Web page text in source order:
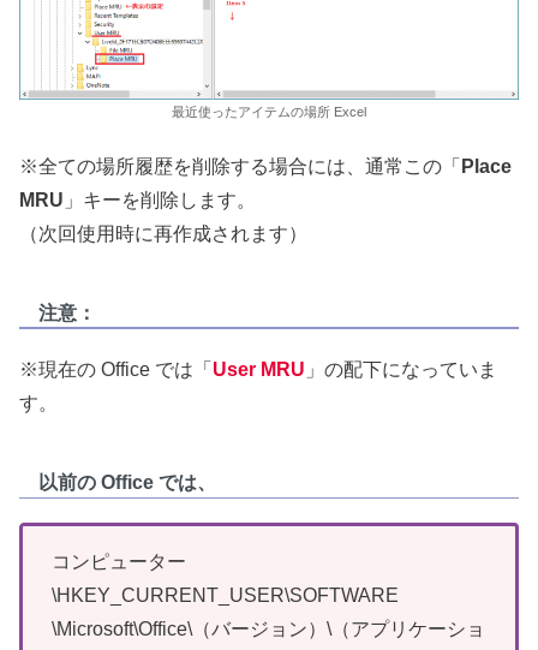
最近使ったアイテムの場所 Excel
※全ての場所履歴を削除する場合には、通常この「 Place
MRU 」キーを削除します。
（次回使用時に再作成されます）
注意：
※現在の Office では「 User MRU 」の配下になっていま
す。
以前の Office では、
コンピューター
\HKEY_CURRENT_USER\SOFTWARE
\Microsoft\Office\（バージョン）\（アプリケーショ